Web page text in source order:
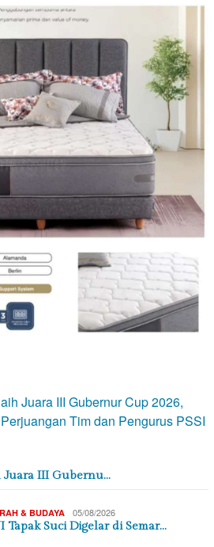
Juara III Gubernu…
& BUDAYA 05/08/2026
Suci Digelar di Semar…